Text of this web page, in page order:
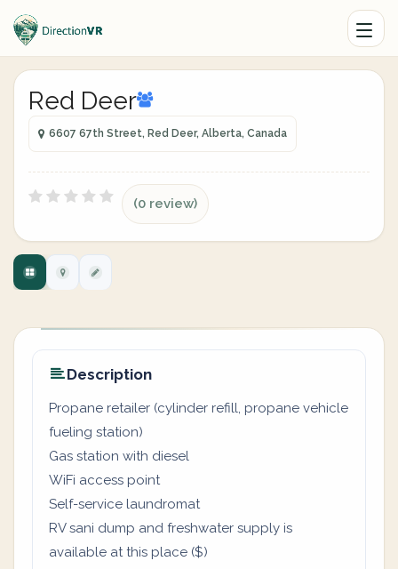
Red Deer
6607 67th Street, Red Deer, Alberta, Canada
(0 review)
Description
Propane retailer (cylinder refill, propane vehicle
fueling station)
Gas station with diesel
WiFi access point
Self-service laundromat
RV sani dump and freshwater supply is
available at this place ($)